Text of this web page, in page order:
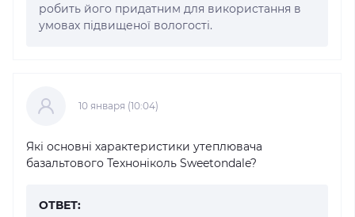
робить його придатним для використання в
умовах підвищеної вологості.
10 января (10:04)
Які основні характеристики утеплювача
базальтового Техноніколь Sweetondale?
ОТВЕТ: